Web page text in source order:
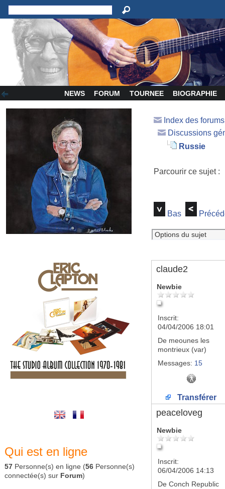
NEWS FORUM TOURNEE BIOGRAPHIE
Qui est en ligne
57 Personne(s) en ligne (56 Personne(s)
connectée(s) sur Forum)
Index des
Discussions
Russie
Parcourir ce sujet
Bas
claude2
Newbie
Inscrit:
04/04/2006 18:01
De meounes les
montrieux (var)
Messages: 15
Transférer
peaceloveg
Newbie
Inscrit:
06/04/2006 14:13
De Conch Republic